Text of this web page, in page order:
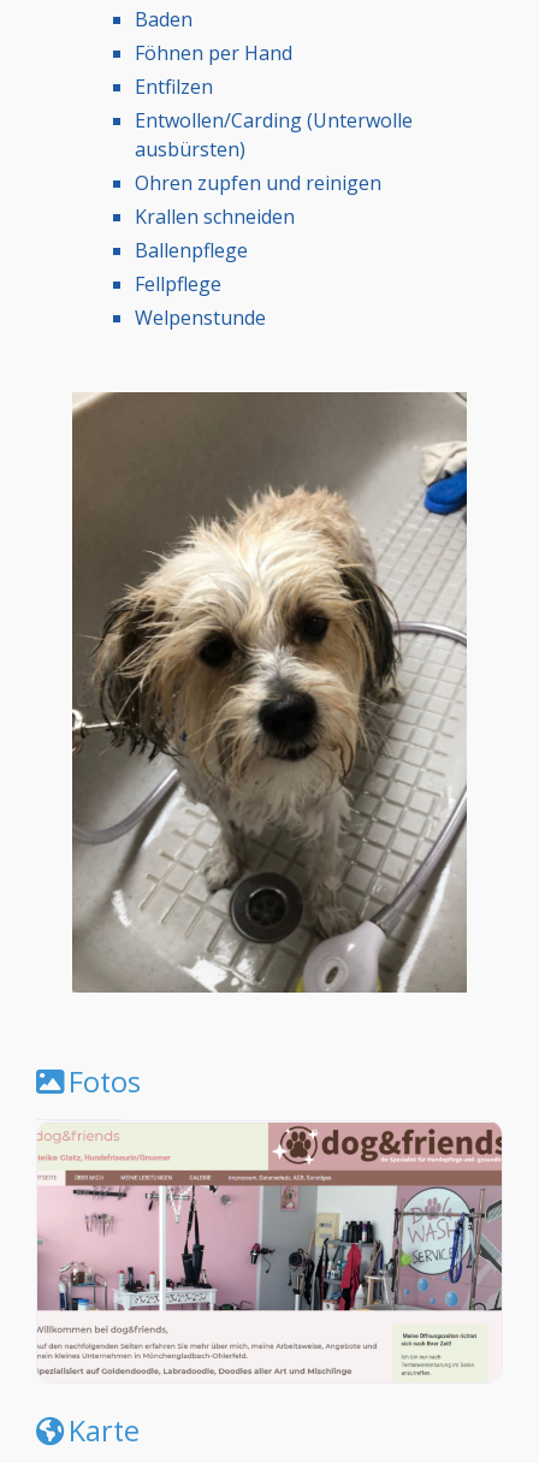
Baden
Föhnen per Hand
Entfilzen
Entwollen/Carding (Unterwolle
ausbürsten)
Ohren zupfen und reinigen
Krallen schneiden
Ballenpflege
Fellpflege
Welpenstunde
Fotos
Karte